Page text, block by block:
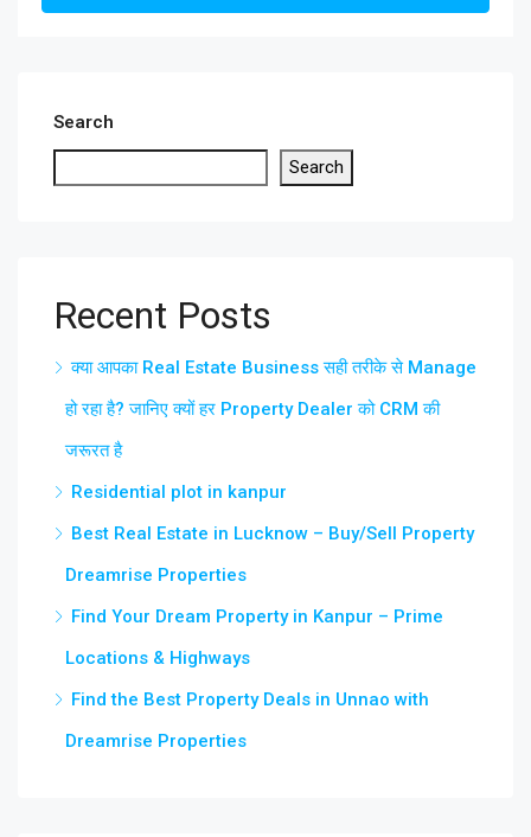
Search
Search
Recent Posts
क्या आपका Real Estate Business सही तरीके से Manage
हो रहा है? जानिए क्यों हर Property Dealer को CRM की
जरूरत है
Residential plot in kanpur
Best Real Estate in Lucknow – Buy/Sell Property
Dreamrise Properties
Find Your Dream Property in Kanpur – Prime
Locations & Highways
Find the Best Property Deals in Unnao with
Dreamrise Properties